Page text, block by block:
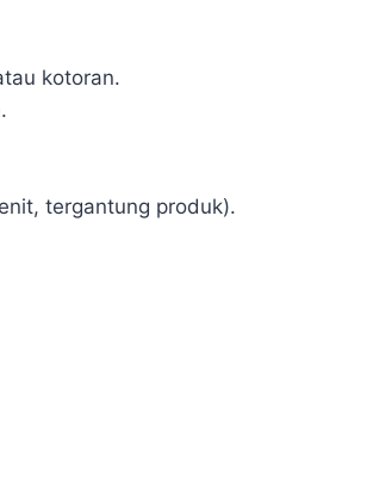
kotoran.
tergantung produk).